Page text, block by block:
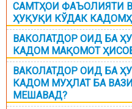
САМТҲОИ ФАЪОЛИЯТИ
ҲУҚУҚИ КЎДАК
ВАКОЛАТДОР ОИД БА
КАДОМ МАҚОМОТ
ВАКОЛАТДОР ОИД БА
КАДОМ МУҲЛАТ БА
МЕШАВАД?